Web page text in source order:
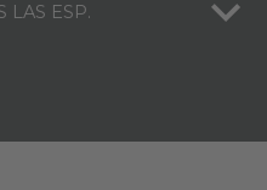
LAS ESP.